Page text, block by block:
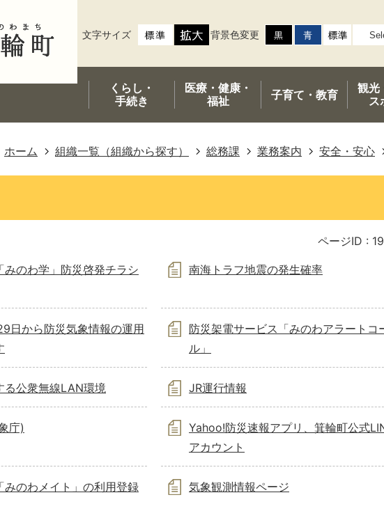
文字サイズ 背景色変更
くらし・
手続き
医療・健康・
福祉
子育て・ 教育
観光
ス
ホーム 組織一覧（組織から探す） 総務課 業務案内 安全・安心
ページID :
みのわ学」防災啓発チラシ
南海トラフ地震の発生確率
日から防災気象情報の運用
防災架電サービス「みのわアラートコ
ル」
る公衆無線LAN環境 JR運行情報
庁)
Yahoo!防災速報アプリ、箕輪町公式
アカウント
みのわメイト」の利用登録
気象観測情報ページ